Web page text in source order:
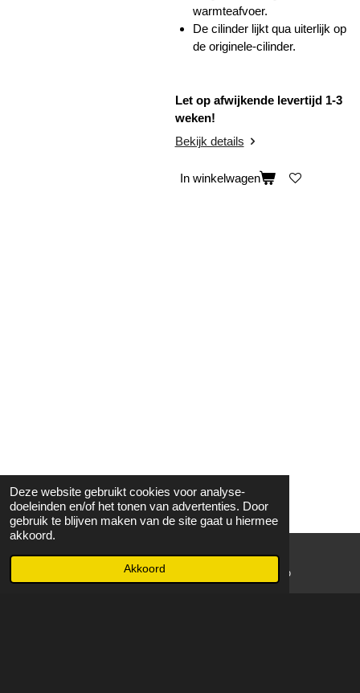
Deze website gebruikt cookies voor analyse-
doeleinden en/of het tonen van advertenties. Door
gebruik te blijven maken van de site gaat u hiermee
akkoord.
Akkoord
warmteafvoer.
De cilinder lijkt qua uiterlijk op
de originele-cilinder.
Let op afwijkende levertijd 1-3
weken!
Bekijk details
In winkelwagen
WhatsApp